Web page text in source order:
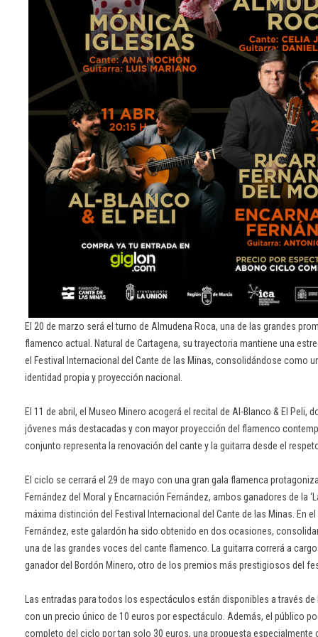
El 20 de marzo será el turno de Almudena Roca, una de las grandes
flamenco actual. Natural de Cartagena, su trayectoria mantiene una
el Festival Internacional del Cante de las Minas, consolidándose como
identidad propia y proyección nacional.
El 11 de abril, el Museo Minero acogerá el recital de Al-Blanco & El Peli,
jóvenes más destacadas y con mayor proyección del flamenco
conjunto representa la renovación del cante y la guitarra desde el
El ciclo se cerrará el 29 de mayo con una gran gala flamenca
Fernández del Moral y Encarnación Fernández, ambos ganadores de la
máxima distinción del Festival Internacional del Cante de las Minas. En
Fernández, este galardón ha sido obtenido en dos ocasiones,
una de las grandes voces del cante flamenco. La guitarra correrá a
ganador del Bordón Minero, otro de los premios más prestigiosos del
Las entradas para todos los espectáculos están disponibles a través
con un precio único de 10 euros por espectáculo. Además, el público
completo del ciclo por tan solo 30 euros, una propuesta especialmente